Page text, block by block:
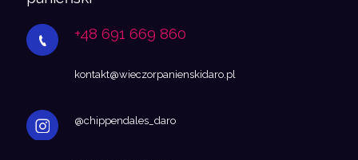
+48 691 669 860
kontakt@wieczorpanienskidaro.pl
@chippendales_daro